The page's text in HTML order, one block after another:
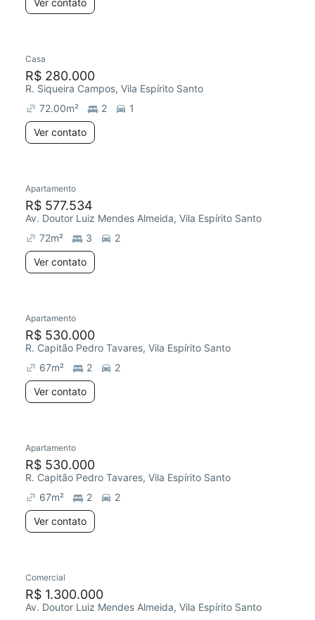
Ver contato
Casa
R$ 280.000
R. Siqueira Campos, Vila Espírito Santo
72.00m² 2
1
Ver contato
Apartamento
R$ 577.534
Av. Doutor Luiz Mendes Almeida, Vila Espírito Santo
72m² 3
2
Ver contato
Apartamento
R$ 530.000
R. Capitão Pedro Tavares, Vila Espírito Santo
67m² 2
2
Ver contato
Apartamento
R$ 530.000
R. Capitão Pedro Tavares, Vila Espírito Santo
67m² 2
2
Ver contato
Comercial
R$ 1.300.000
Av. Doutor Luiz Mendes Almeida, Vila Espírito Santo